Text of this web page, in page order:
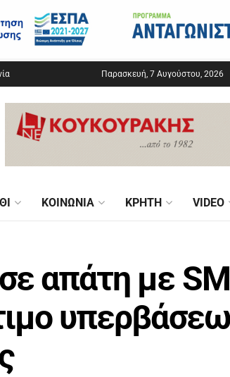
Παρασκευή, 7 Αυγούστου, 2026
ΚΟΙΝΩΝΊΑ ΚΡΉΤΗ VIDEO
απάτη με